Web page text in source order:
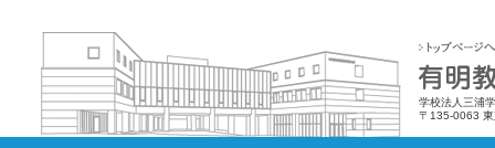
学校法人三浦
〒135-0063